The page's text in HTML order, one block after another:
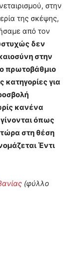
στην
της σκέψης,
από τον
δεν
στην
πρωτοβάθμιο
κατηγορίες για
κανένα
όπως
στη θέση
Έντι
(φύλλο